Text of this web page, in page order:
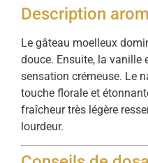
Description
Le gâteau moelleux
douce. Ensuite, la vanille
sensation crémeuse. Le
touche florale et
fraîcheur très légère
lourdeur.